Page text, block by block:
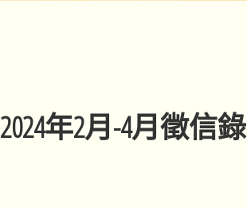
2024年2月-4月徵信錄